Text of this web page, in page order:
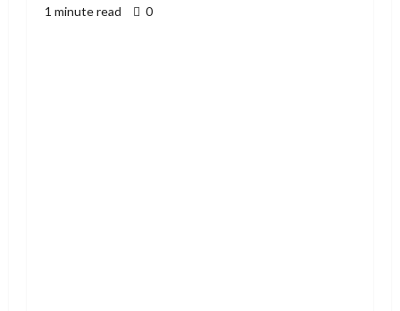
1 minute read
0